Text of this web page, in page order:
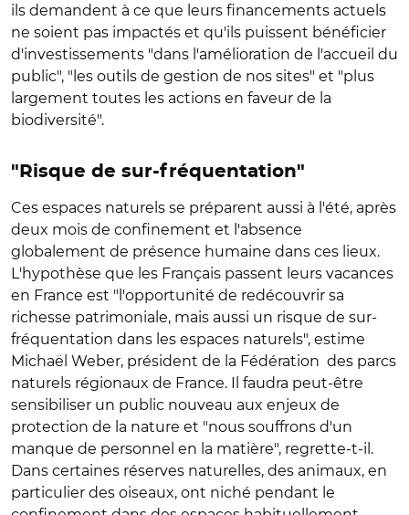
ils demandent à ce que leurs financements actuels
ne soient pas impactés et qu'ils puissent bénéficier
d'investissements "dans l'amélioration de l'accueil du
public", "les outils de gestion de nos sites" et "plus
largement toutes les actions en faveur de la
biodiversité".
"Risque de sur-fréquentation"
Ces espaces naturels se préparent aussi à l'été, après
deux mois de confinement et l'absence
globalement de présence humaine dans ces lieux.
L'hypothèse que les Français passent leurs vacances
en France est "l'opportunité de redécouvrir sa
richesse patrimoniale, mais aussi un risque de sur-
fréquentation dans les espaces naturels", estime
Michaël Weber, président de la Fédération des parcs
naturels régionaux de France. Il faudra peut-être
sensibiliser un public nouveau aux enjeux de
protection de la nature et "nous souffrons d'un
manque de personnel en la matière", regrette-t-il.
Dans certaines réserves naturelles, des animaux, en
particulier des oiseaux, ont niché pendant le